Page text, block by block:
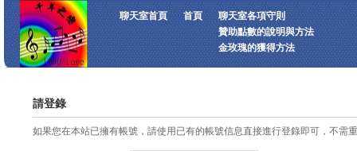
聊天室首頁 首頁
聊天室各項守則
贊助點數的說明與方法
金玫瑰的獲得方法
請登錄
如果您在本站已擁有帳號，請使用已有的帳號信息直接進行登錄即可，不需